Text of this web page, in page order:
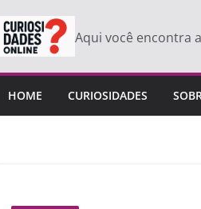
Aqui você encontra
HOME CURIOSIDADES